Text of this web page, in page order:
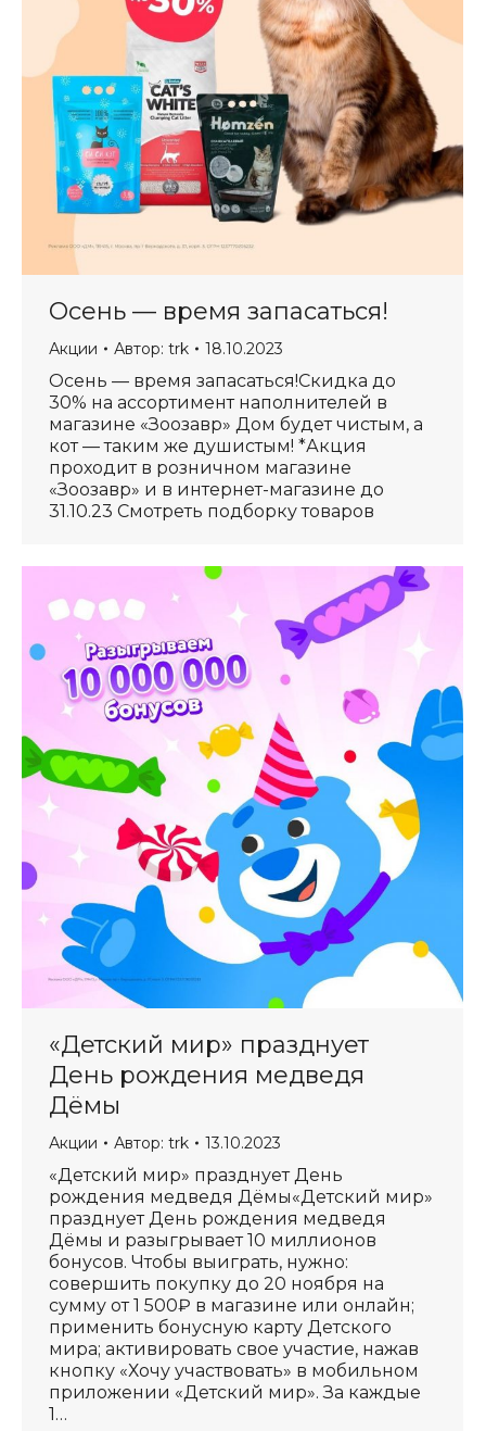
Осень — время запасаться!
Акции Автор: trk 18.10.2023
Осень — время запасаться!Скидка до
30% на ассортимент наполнителей в
магазине «Зоозавр» Дом будет чистым, а
кот — таким же душистым! *Акция
проходит в розничном магазине
«Зоозавр» и в интернет-магазине до
31.10.23 Смотреть подборку товаров
«Детский мир» празднует
День рождения медведя
Дёмы
Акции Автор: trk 13.10.2023
«Детский мир» празднует День
рождения медведя Дёмы«Детский мир»
празднует День рождения медведя
Дёмы и разыгрывает 10 миллионов
бонусов. Чтобы выиграть, нужно:
совершить покупку до 20 ноября на
сумму от 1 500₽ в магазине или онлайн;
применить бонусную карту Детского
мира; активировать свое участие, нажав
кнопку «Хочу участвовать» в мобильном
приложении «Детский мир». За каждые
1…